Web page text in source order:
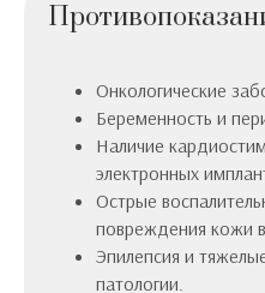
Онкологические
Беременность и
Наличие
электронных
Острые
повреждения кожи
Эпилепсия и
патологии.